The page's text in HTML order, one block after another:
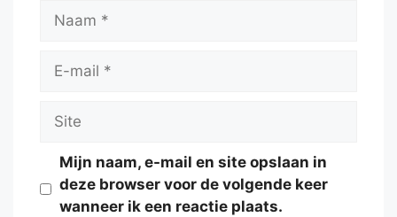
Naam
Site
Mijn naam, e-mail en site opslaan in
deze browser voor de volgende keer
wanneer ik een reactie plaats.